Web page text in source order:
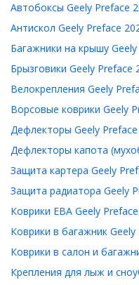
Автобоксы Geely Preface
Антискол Geely Preface
Багажники на крышу
Брызговики Geely Preface
Велокрепления Geely
Ворсовые коврики Geely
Дефлекторы Geely
Дефлекторы капота
Защита картера Geely
Защита радиатора Geely
Коврики ЕВА Geely
Коврики в багажник
Коврики в салон и
Крепления для лыж и